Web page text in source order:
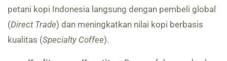
petani kopi Indonesia langsung dengan pembeli global
(Direct Trade) dan meningkatkan nilai kopi berbasis
kualitas (Specialty Coffee).